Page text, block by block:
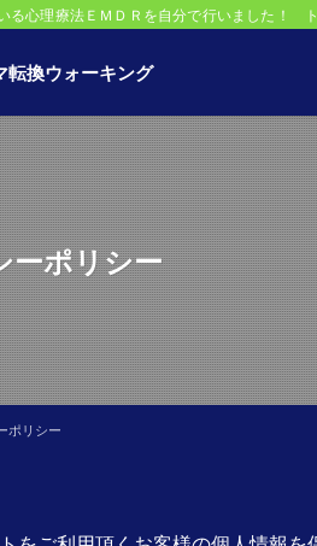
る心理療法ＥＭＤＲを自分で行いました！
転換ウォーキング
ーポリシー
ポリシー